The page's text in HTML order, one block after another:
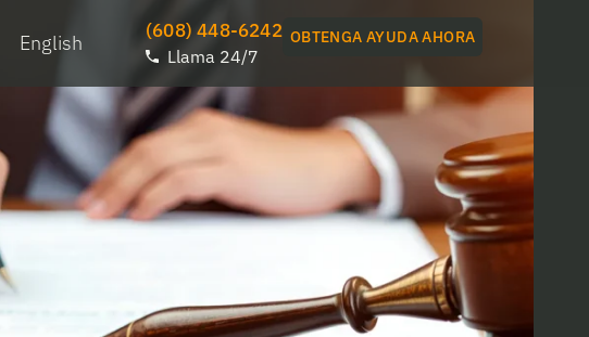
English
(608) 448-6242
Llama 24/7
OBTENGA AYUDA AHORA